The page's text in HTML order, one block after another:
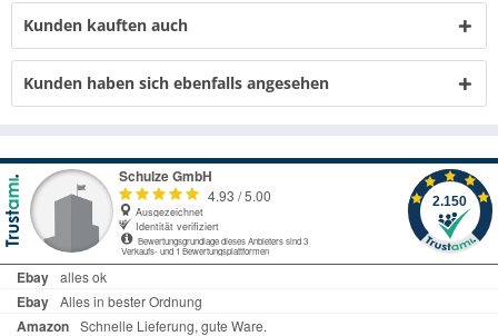
Kunden kauften auch
Kunden haben sich ebenfalls angesehen